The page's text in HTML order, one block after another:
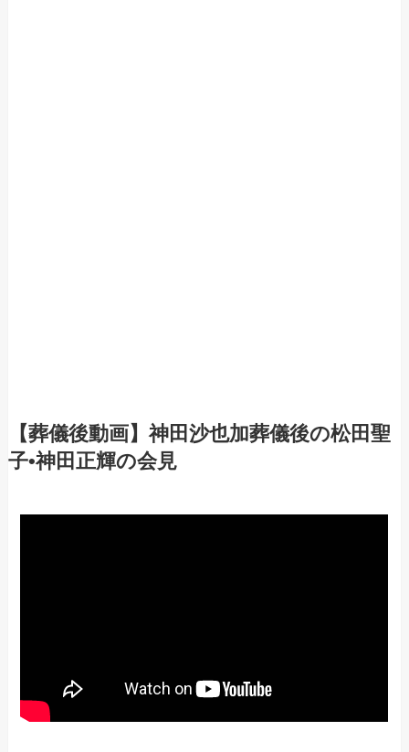
【葬儀後動画】神田沙也加葬儀後の松田聖
子•神田正輝の会見